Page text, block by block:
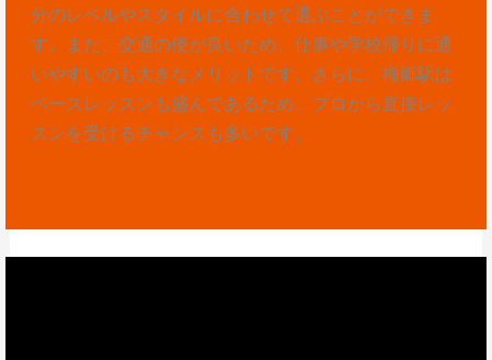
分のレベルやスタイルに合わせて選ぶことができま
す。また、交通の便が良いため、仕事や学校帰りに通
いやすいのも大きなメリットです。さらに、梅郷駅は
ベースレッスンも盛んであるため、プロから直接レッ
スンを受けるチャンスも多いです。